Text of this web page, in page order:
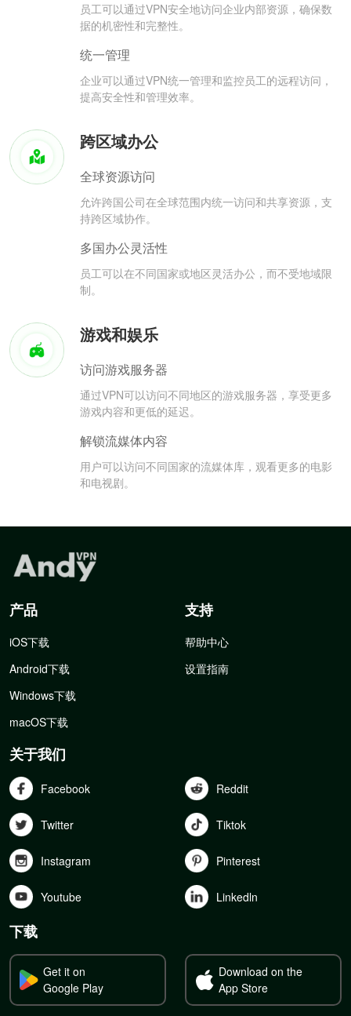
员工可以通过VPN安全地访问企业内部资源，确保数
据的机密性和完整性。
统一管理
企业可以通过VPN统一管理和监控员工的远程访问，
提高安全性和管理效率。
跨区域办公
全球资源访问
允许跨国公司在全球范围内统一访问和共享资源，支
持跨区域协作。
多国办公灵活性
员工可以在不同国家或地区灵活办公，而不受地域限
制。
游戏和娱乐
访问游戏服务器
通过VPN可以访问不同地区的游戏服务器，享受更多
游戏内容和更低的延迟。
解锁流媒体内容
用户可以访问不同国家的流媒体库，观看更多的电影
和电视剧。
产品
iOS下载
Android下载
Windows下载
macOS下载
支持
帮助中心
设置指南
关于我们
Facebook Reddit
Twitter Tiktok
Instagram Pinterest
Youtube Linkedln
下载
Get it on
Google Play
Download on the
App Store